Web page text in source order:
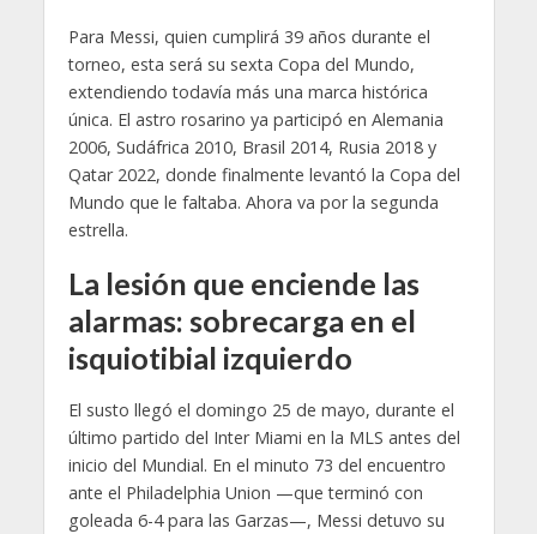
Para Messi, quien cumplirá 39 años durante el
torneo, esta será su sexta Copa del Mundo,
extendiendo todavía más una marca histórica
única. El astro rosarino ya participó en Alemania
2006, Sudáfrica 2010, Brasil 2014, Rusia 2018 y
Qatar 2022, donde finalmente levantó la Copa del
Mundo que le faltaba. Ahora va por la segunda
estrella.
La lesión que enciende las
alarmas: sobrecarga en el
isquiotibial izquierdo
El susto llegó el domingo 25 de mayo, durante el
último partido del Inter Miami en la MLS antes del
inicio del Mundial. En el minuto 73 del encuentro
ante el Philadelphia Union —que terminó con
goleada 6-4 para las Garzas—, Messi detuvo su